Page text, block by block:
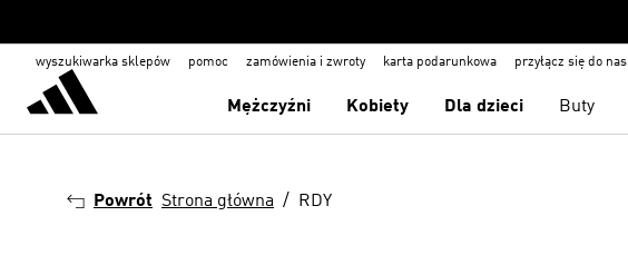
wyszukiwarka sklepów pomoc zamówienia i zwroty karta podarunkowa przyłącz się do nas
Mężczyźni Kobiety Dla dzieci Buty
Powrót Strona główna RDY